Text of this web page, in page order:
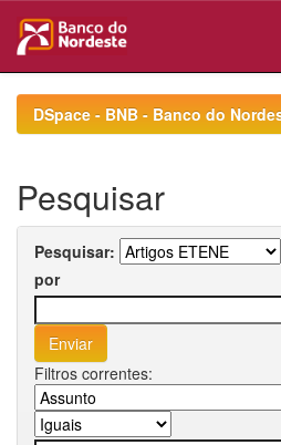
navigationDSpace - BNB - Banco do
Pesquisar
Pesquisar:
por
Filtros correntes: